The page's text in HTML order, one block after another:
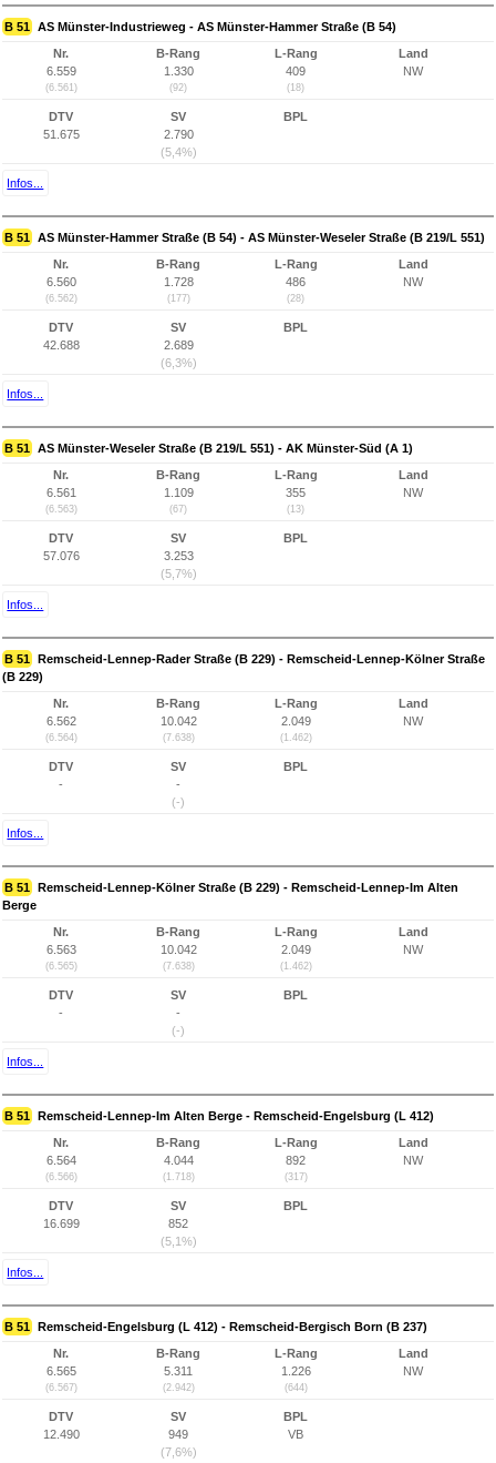
B 51 AS Münster-Industrieweg - AS Münster-Hammer Straße (B 54)
Nr.
6.559
(6.561)
B-Rang
1.330
(92)
L-Rang
409
(18)
Land
NW
DTV
51.675
SV
2.790
(5,4%)
BPL
Infos...
B 51 AS Münster-Hammer Straße (B 54) - AS Münster-Weseler Straße (B 219/L 551)
Nr.
6.560
(6.562)
B-Rang
1.728
(177)
L-Rang
486
(28)
Land
NW
DTV
42.688
SV
2.689
(6,3%)
BPL
Infos...
B 51 AS Münster-Weseler Straße (B 219/L 551) - AK Münster-Süd (A 1)
Nr.
6.561
(6.563)
B-Rang
1.109
(67)
L-Rang
355
(13)
Land
NW
DTV
57.076
SV
3.253
(5,7%)
BPL
Infos...
B 51 Remscheid-Lennep-Rader Straße (B 229) - Remscheid-Lennep-Kölner Straße
(B 229)
Nr.
6.562
(6.564)
B-Rang
10.042
(7.638)
L-Rang
2.049
(1.462)
Land
NW
DTV
-
SV
-
(-)
BPL
Infos...
B 51 Remscheid-Lennep-Kölner Straße (B 229) - Remscheid-Lennep-Im Alten
Berge
Nr.
6.563
(6.565)
B-Rang
10.042
(7.638)
L-Rang
2.049
(1.462)
Land
NW
DTV
-
SV
-
(-)
BPL
Infos...
B 51 Remscheid-Lennep-Im Alten Berge - Remscheid-Engelsburg (L 412)
Nr.
6.564
(6.566)
B-Rang
4.044
(1.718)
L-Rang
892
(317)
Land
NW
DTV
16.699
SV
852
(5,1%)
BPL
Infos...
B 51 Remscheid-Engelsburg (L 412) - Remscheid-Bergisch Born (B 237)
Nr.
6.565
(6.567)
B-Rang
5.311
(2.942)
L-Rang
1.226
(644)
Land
NW
DTV
12.490
SV
949
(7,6%)
BPL
VB